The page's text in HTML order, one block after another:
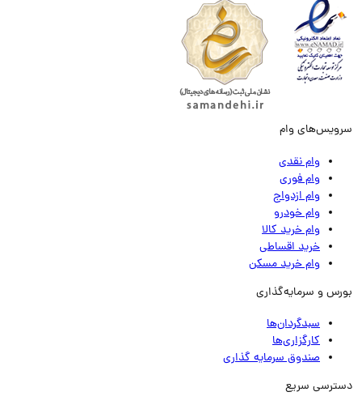
وام
وام نقدی
وام فوری
وام ازدواج
وام خودرو
وام خرید کالا
خرید اقساطی
وام خرید مسکن
و سرمایه‌گذاری
سبدگردان‌ها
کارگزاری‌ها
صندوق سرمایه گذاری
سریع